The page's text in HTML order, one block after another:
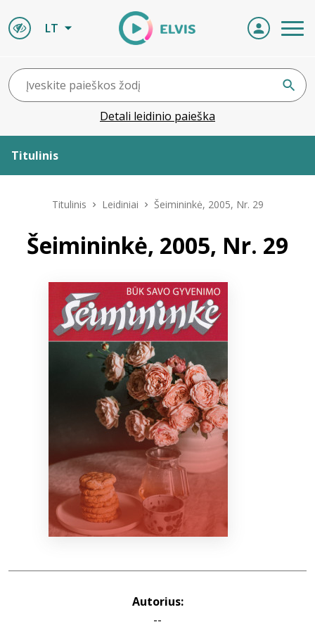
LT
Detali leidinio paieška
Titulinis
Leidiniai
Naujienos
+370 667 80 541
info@elvislab.lt
Titulinis Leidiniai Šeimininkė, 2005, Nr. 29
Šeimininkė, 2005, Nr. 29
Autorius:
--